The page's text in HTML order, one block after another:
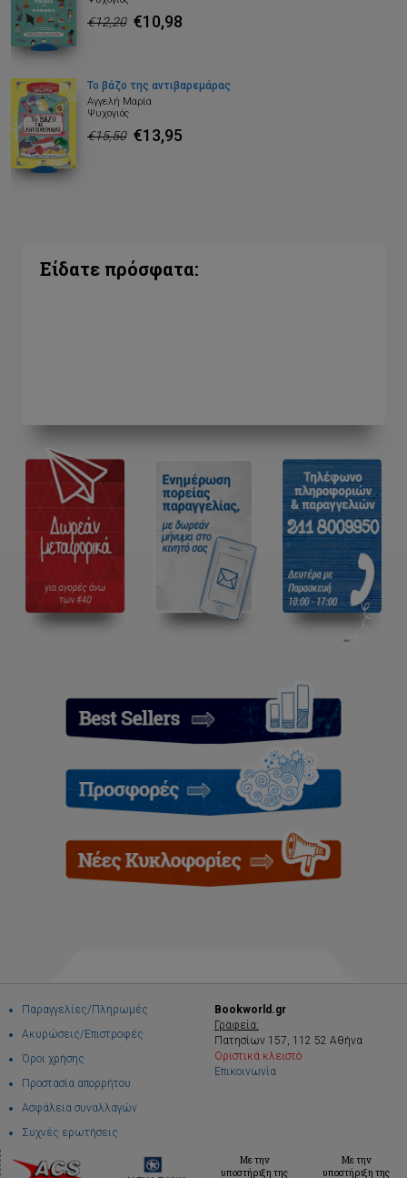
€12,20 €10,98
Το βάζο της αντιβαρεμάρας
Αγγελή Μαρία
Ψυχογιός
€15,50 €13,95
Είδατε πρόσφατα:
Παραγγελίες/Πληρωμές
Ακυρώσεις/Επιστροφές
Όροι χρήσης
Προστασία απορρήτου
Ασφάλεια συναλλαγών
Συχνές ερωτήσεις
Bookworld.gr
Γραφεία:
Πατησίων 157, 112 52 Αθήνα
Οριστικά κλειστό
Επικοινωνία
Με την
υποστήριξη της
Με την
υποστήριξη της